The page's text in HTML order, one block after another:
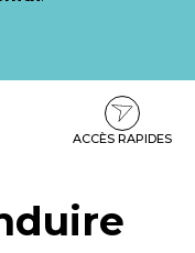
ACCÈS RAPIDES